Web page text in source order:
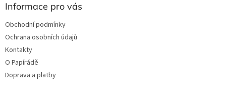
Informace pro vás
Obchodní podmínky
Ochrana osobních údajů
Kontakty
O Papírádě
Doprava a platby